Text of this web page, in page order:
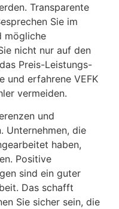
Transparente
Sie im
mögliche
nicht nur auf den
Preis-Leistungs-
und erfahrene VEFK
vermeiden.
und
Unternehmen, die
haben,
Positive
sind ein guter
Das schafft
Sie sicher sein, die